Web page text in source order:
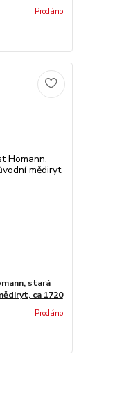
Prodáno
stará
ca 1720
Prodáno